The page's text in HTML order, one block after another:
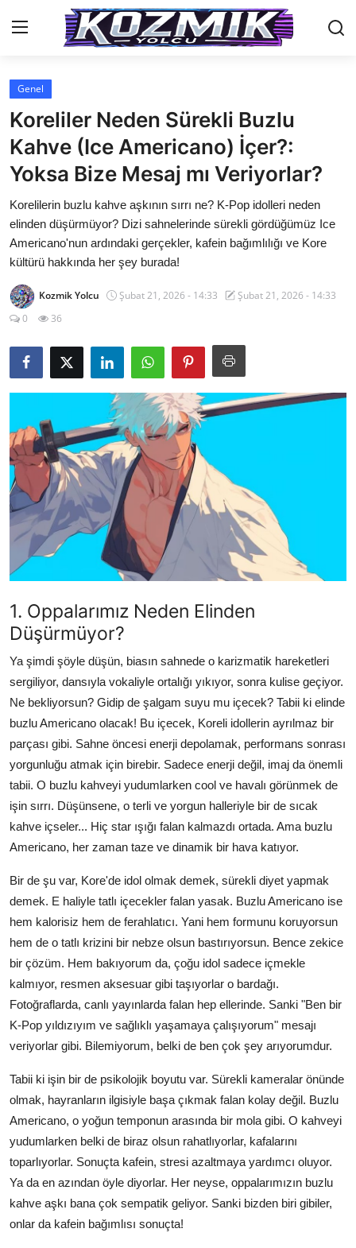
Anasayfa
İletişim
Genel
Anime Önerileri
Kore Dünyası
Anime
Dizi & Film
Testler
Genel
Koreliler Neden Sürekli Buzlu
Kahve (Ice Americano) İçer?:
Yoksa Bize Mesaj mı Veriyorlar?
Korelilerin buzlu kahve aşkının sırrı ne? K-Pop idolleri neden
elinden düşürmüyor? Dizi sahnelerinde sürekli gördüğümüz Ice
Americano'nun ardındaki gerçekler, kafein bağımlılığı ve Kore
kültürü hakkında her şey burada!
Kozmik Yolcu Şubat 21, 2026 - 14:33
Şubat 21, 2026 - 14:33
0
36
1. Oppalarımız Neden Elinden
Düşürmüyor?
Ya şimdi şöyle düşün, biasın sahnede o karizmatik hareketleri
sergiliyor, dansıyla vokaliyle ortalığı yıkıyor, sonra kulise geçiyor.
Ne bekliyorsun? Gidip de şalgam suyu mu içecek? Tabii ki elinde
buzlu Americano olacak! Bu içecek, Koreli idollerin ayrılmaz bir
parçası gibi. Sahne öncesi enerji depolamak, performans sonrası
yorgunluğu atmak için birebir. Sadece enerji değil, imaj da önemli
tabii. O buzlu kahveyi yudumlarken cool ve havalı görünmek de
işin sırrı. Düşünsene, o terli ve yorgun halleriyle bir de sıcak
kahve içseler... Hiç star ışığı falan kalmazdı ortada. Ama buzlu
Americano, her zaman taze ve dinamik bir hava katıyor.
Bir de şu var, Kore'de idol olmak demek, sürekli diyet yapmak
demek. E haliyle tatlı içecekler falan yasak. Buzlu Americano ise
hem kalorisiz hem de ferahlatıcı. Yani hem formunu koruyorsun
hem de o tatlı krizini bir nebze olsun bastırıyorsun. Bence zekice
bir çözüm. Hem bakıyorum da, çoğu idol sadece içmekle
kalmıyor, resmen aksesuar gibi taşıyorlar o bardağı.
Fotoğraflarda, canlı yayınlarda falan hep ellerinde. Sanki "Ben bir
K-Pop yıldızıyım ve sağlıklı yaşamaya çalışıyorum" mesajı
veriyorlar gibi. Bilemiyorum, belki de ben çok şey arıyorumdur.
Tabii ki işin bir de psikolojik boyutu var. Sürekli kameralar önünde
olmak, hayranların ilgisiyle başa çıkmak falan kolay değil. Buzlu
Americano, o yoğun temponun arasında bir mola gibi. O kahveyi
yudumlarken belki de biraz olsun rahatlıyorlar, kafalarını
toparlıyorlar. Sonuçta kafein, stresi azaltmaya yardımcı oluyor.
Ya da en azından öyle diyorlar. Her neyse, oppalarımızın buzlu
kahve aşkı bana çok sempatik geliyor. Sanki bizden biri gibiler,
onlar da kafein bağımlısı sonuçta!